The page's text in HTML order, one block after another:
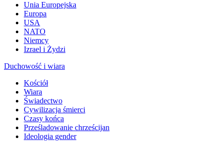
Unia Europejska
Europa
USA
NATO
Niemcy
Izrael i Żydzi
Duchowość i wiara
Kościół
Wiara
Świadectwo
Cywilizacja śmierci
Czasy końca
Prześladowanie chrześcijan
Ideologia gender